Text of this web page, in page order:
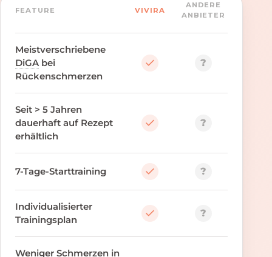
FEATURE VIVIRA
ANDERE
ANBIETER
Meistverschriebene
DiGA bei
Rückenschmerzen
?
Seit > 5 Jahren
dauerhaft auf Rezept
erhältlich
?
7-Tage-Starttraining ?
Individualisierter
Trainingsplan
?
Weniger Schmerzen in